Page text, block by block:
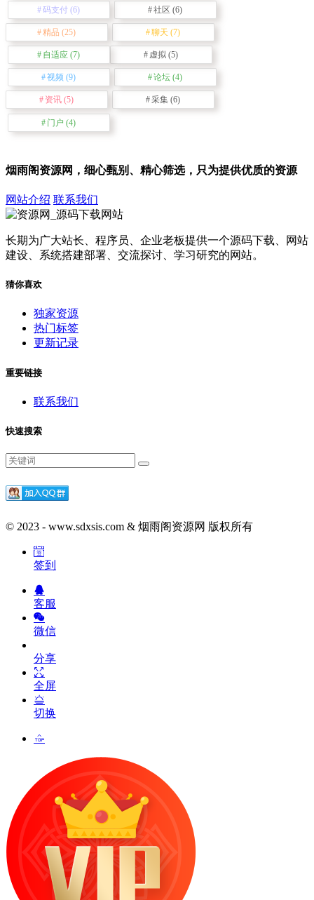
码支付 (6) 社区 (6)
精品 (25) 聊天 (7)
自适应 (7) 虚拟 (5)
视频 (9) 论坛 (4)
资讯 (5) 采集 (6)
门户 (4)
烟雨阁资源网，细心甄别、精心筛选，只为提供优质的资源
网站介绍 联系我们
长期为广大站长、程序员、企业老板提供一个源码下载、网站
建设、系统搭建部署、交流探讨、学习研究的网站。
猜你喜欢
独家资源
热门标签
更新记录
重要链接
联系我们
快速搜索
© 2023 - www.sdxsis.com & 烟雨阁资源网 版权所有
签到
客服
微信
分享
全屏
切换